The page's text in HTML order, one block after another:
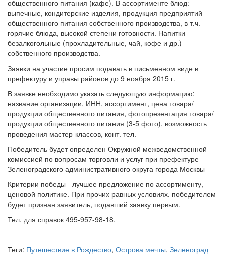
общественного питания (кафе). В ассортименте блюд:
выпечные, кондитерские изделия, продукция предприятий
общественного питания собственного производства, в т.ч.
горячие блюда, высокой степени готовности. Напитки
безалкогольные (прохладительные, чай, кофе и др.)
собственного производства.
Заявки на участие просим подавать в письменном виде в
префектуру и управы районов до 9 ноября 2015 г.
В заявке необходимо указать следующую информацию:
название организации, ИНН, ассортимент, цена товара/
продукции общественного питания, фотопрезентация товара/
продукции общественного питания (3-5 фото), возможность
проведения мастер-классов, конт. тел.
Победитель будет определен Окружной межведомственной
комиссией по вопросам торговли и услуг при префектуре
Зеленоградского административного округа города Москвы
Критерии победы - лучшее предложение по ассортименту,
ценовой политике. При прочих равных условиях, победителем
будет признан заявитель, подавший заявку первым.
Тел. для справок 495-957-98-18.
Теги: Путешествие в Рождество, Острова мечты, Зеленоград